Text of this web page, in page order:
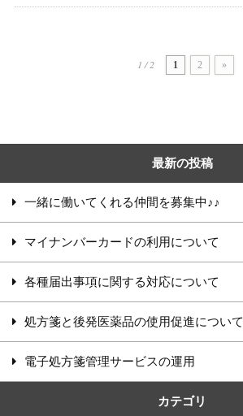
1 / 2 1 2 »
最新の投稿
一緒に働いてくれる仲間を募集中♪♪
マイナンバーカードの利用について
各種届出事項に関する対応について
処方箋と後発医薬品の使用促進について
電子処方箋管理サービスの運用
カテゴリ